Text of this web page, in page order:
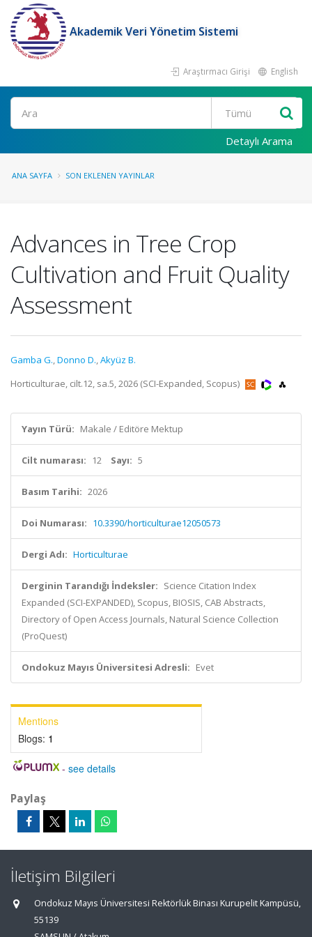
Akademik Veri Yönetim Sistemi
Araştırmacı Girişi English
Ara
Detaylı Arama
ANA SAYFA SON EKLENEN YAYINLAR
Advances in Tree Crop
Cultivation and Fruit Quality
Assessment
Gamba G.,Donno D.,Akyüz B.
Horticulturae, cilt.12, sa.5, 2026 (SCI-Expanded, Scopus)
Yayın Türü: Makale / Editöre Mektup
Cilt numarası: 12 Sayı: 5
Basım Tarihi: 2026
Doi Numarası: 10.3390/horticulturae12050573
Dergi Adı: Horticulturae
Derginin Tarandığı İndeksler: Science Citation Index
Expanded (SCI-EXPANDED), Scopus, BIOSIS, CAB Abstracts,
Directory of Open Access Journals, Natural Science Collection
(ProQuest)
Ondokuz Mayıs Üniversitesi Adresli: Evet
Mentions
Blogs: 1
- see details
Paylaş
İletişim Bilgileri
Ondokuz Mayıs Üniversitesi Rektörlük Binası Kurupelit Kampüsü,
55139